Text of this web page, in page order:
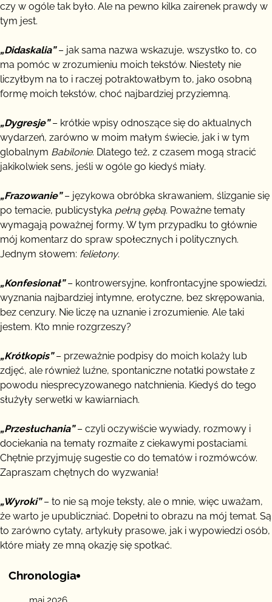
czy w ogóle tak było. Ale na pewno kilka zairenek prawdy w
tym jest.
„Didaskalia”– jak sama nazwa wskazuje, wszystko to, co
ma pomóc w zrozumieniu moich tekstów. Niestety nie
liczyłbym na to i raczej potraktowałbym to, jako osobną
formę moich tekstów, choć najbardziej przyziemną.
„Dygresje”– krótkie wpisy odnoszące się do aktualnych
wydarzeń, zarówno w moim małym świecie, jak i w tym
globalnym Babilonie. Dlatego też, z czasem mogą stracić
jakikolwiek sens, jeśli w ogóle go kiedyś miały.
„Frazowanie”– językowa obróbka skrawaniem, ślizganie się
po temacie, publicystyka pełną gębą. Poważne tematy
wymagają poważnej formy. W tym przypadku to głównie
mój komentarz do spraw społecznych i politycznych.
Jednym słowem: felietony.
„Konfesionał”– kontrowersyjne, konfrontacyjne spowiedzi,
wyznania najbardziej intymne, erotyczne, bez skrępowania,
bez cenzury. Nie liczę na uznanie i zrozumienie. Ale taki
jestem. Kto mnie rozgrzeszy?
„Krótkopis”– przeważnie podpisy do moich kolaży lub
zdjęć, ale również luźne, spontaniczne notatki powstałe z
powodu niesprecyzowanego natchnienia. Kiedyś do tego
służyły serwetki w kawiarniach.
„Przesłuchania”– czyli oczywiście wywiady, rozmowy i
dociekania na tematy rozmaite z ciekawymi postaciami.
Chętnie przyjmuję sugestie co do tematów i rozmówców.
Zapraszam chętnych do wyzwania!
„Wyroki”– to nie są moje teksty, ale o mnie, więc uważam,
że warto je upubliczniać. Dopełni to obrazu na mój temat. Są
to zarówno cytaty, artykuły prasowe, jak i wypowiedzi osób,
które miały ze mną okazję się spotkać.
Chronologia